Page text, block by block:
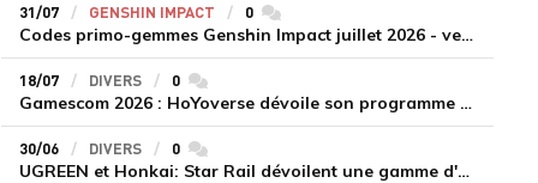
31/07 GENSHIN IMPACT 0commentaires
Codes primo-gemmes Genshin Impact juillet 2026 - version 7.0
18/07 DIVERS 0commentaires
Gamescom 2026 : HoYoverse dévoile son programme et présente deux nouveaux jeux inédits
30/06 DIVERS 0commentaires
UGREEN et Honkai: Star Rail dévoilent une gamme d'accessoires de recharge en édition limitée